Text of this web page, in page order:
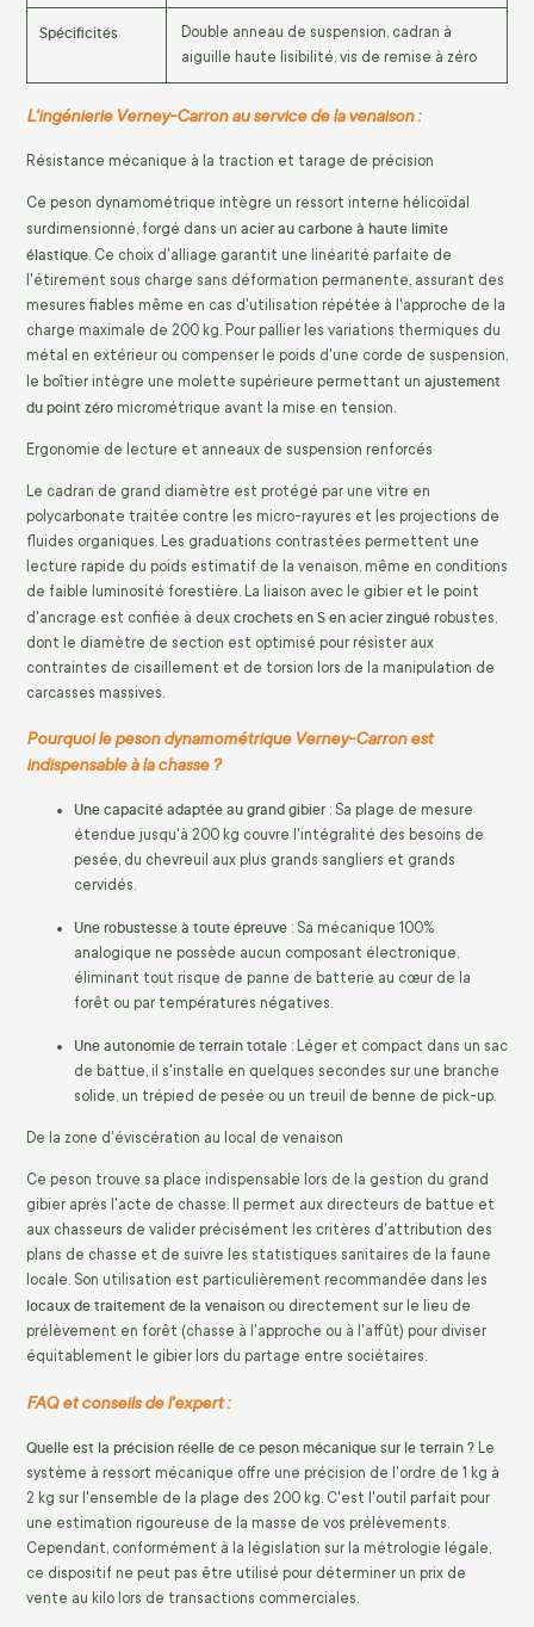
Spécificités
Double anneau de suspension, cadran à
aiguille haute lisibilité, vis de remise à zéro
L'ingénierie Verney-Carron au service de la venaison :
Résistance mécanique à la traction et tarage de précision
Ce peson dynamométrique intègre un ressort interne hélicoïdal
surdimensionné, forgé dans un acier au carbone à haute limite
élastique . Ce choix d'alliage garantit une linéarité parfaite de
l'étirement sous charge sans déformation permanente, assurant des
mesures fiables même en cas d'utilisation répétée à l'approche de la
charge maximale de 200 kg. Pour pallier les variations thermiques du
métal en extérieur ou compenser le poids d'une corde de suspension,
le boîtier intègre une molette supérieure permettant un ajustement
du point zéro micrométrique avant la mise en tension.
Ergonomie de lecture et anneaux de suspension renforcés
Le cadran de grand diamètre est protégé par une vitre en
polycarbonate traitée contre les micro-rayures et les projections de
fluides organiques. Les graduations contrastées permettent une
lecture rapide du poids estimatif de la venaison, même en conditions
de faible luminosité forestière. La liaison avec le gibier et le point
d'ancrage est confiée à deux crochets en S en acier zingué robustes,
dont le diamètre de section est optimisé pour résister aux
contraintes de cisaillement et de torsion lors de la manipulation de
carcasses massives.
Pourquoi le peson dynamométrique Verney-Carron est
indispensable à la chasse ?
Une capacité adaptée au grand gibier : Sa plage de mesure
étendue jusqu'à 200 kg couvre l'intégralité des besoins de
pesée, du chevreuil aux plus grands sangliers et grands
cervidés.
Une robustesse à toute épreuve : Sa mécanique 100%
analogique ne possède aucun composant électronique,
éliminant tout risque de panne de batterie au cœur de la
forêt ou par températures négatives.
Une autonomie de terrain totale : Léger et compact dans un sac
de battue, il s'installe en quelques secondes sur une branche
solide, un trépied de pesée ou un treuil de benne de pick-up.
De la zone d'éviscération au local de venaison
Ce peson trouve sa place indispensable lors de la gestion du grand
gibier après l'acte de chasse. Il permet aux directeurs de battue et
aux chasseurs de valider précisément les critères d'attribution des
plans de chasse et de suivre les statistiques sanitaires de la faune
locale. Son utilisation est particulièrement recommandée dans les
locaux de traitement de la venaison ou directement sur le lieu de
prélèvement en forêt (chasse à l'approche ou à l'affût) pour diviser
équitablement le gibier lors du partage entre sociétaires.
FAQ et conseils de l'expert :
Quelle est la précision réelle de ce peson mécanique sur le terrain ? Le
système à ressort mécanique offre une précision de l'ordre de 1 kg à
2 kg sur l'ensemble de la plage des 200 kg. C'est l'outil parfait pour
une estimation rigoureuse de la masse de vos prélèvements.
Cependant, conformément à la législation sur la métrologie légale,
ce dispositif ne peut pas être utilisé pour déterminer un prix de
vente au kilo lors de transactions commerciales.